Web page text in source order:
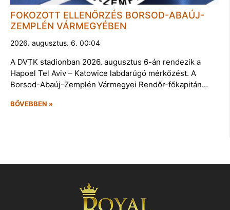
FOKOZOTT ELLENŐRZÉS BORSOD-ABAÚJ-
ZEMPLÉN VÁRMEGYÉBEN
2026. augusztus. 6. 00:04
A DVTK stadionban 2026. augusztus 6-án rendezik a
Hapoel Tel Aviv – Katowice labdarúgó mérkőzést. A
Borsod-Abaúj-Zemplén Vármegyei Rendőr-főkapitán…
BŐVEBBEN »